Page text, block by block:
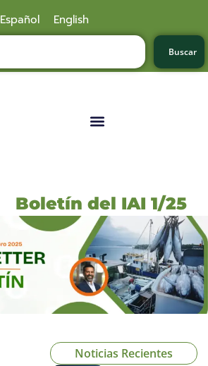
Español English
Buscar
Boletín del IAI 1/25
Noticias Recientes